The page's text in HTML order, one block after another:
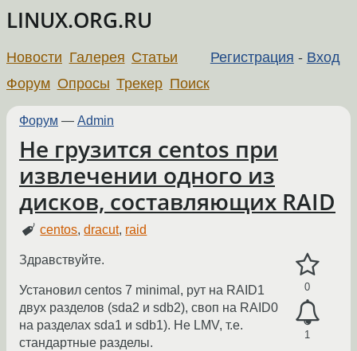
LINUX.ORG.RU
Регистрация - Вход
Новости Галерея Статьи
Форум Опросы Трекер Поиск
Форум — Admin
Не грузится centos при
извлечении одного из
дисков, составляющих RAID
centos,dracut, raid
0
1
Здравствуйте.
Установил centos 7 minimal, рут на RAID1
двух разделов (sda2 и sdb2), своп на RAID0
на разделах sda1 и sdb1). Не LMV, т.е.
стандартные разделы.